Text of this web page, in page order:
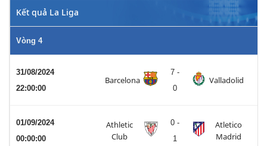
Kết quả La Liga
Vòng 4
31/08/2024
22:00:00
Barcelona
7 -
0
Valladolid
01/09/2024
00:00:00
Athletic
Club
0 -
1
Atletico
Madrid